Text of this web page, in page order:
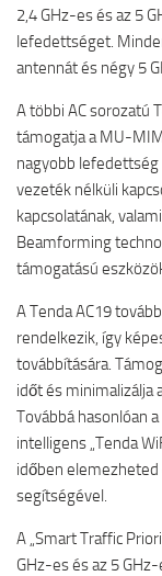
2,4 GHz-es és az 5
lefedettséget.
antennát és négy 5
A többi AC sorozatú
támogatja a MU-
nagyobb
vezeték nélküli
kapcsolatának,
Beamforming
támogatású
A Tenda AC19
rendelkezik, így
továbbítására.
időt és minimalizálja
Továbbá hasonlóan
intelligens „Tenda
időben
segítségével.
A „Smart Traffic
GHz-es és az 5